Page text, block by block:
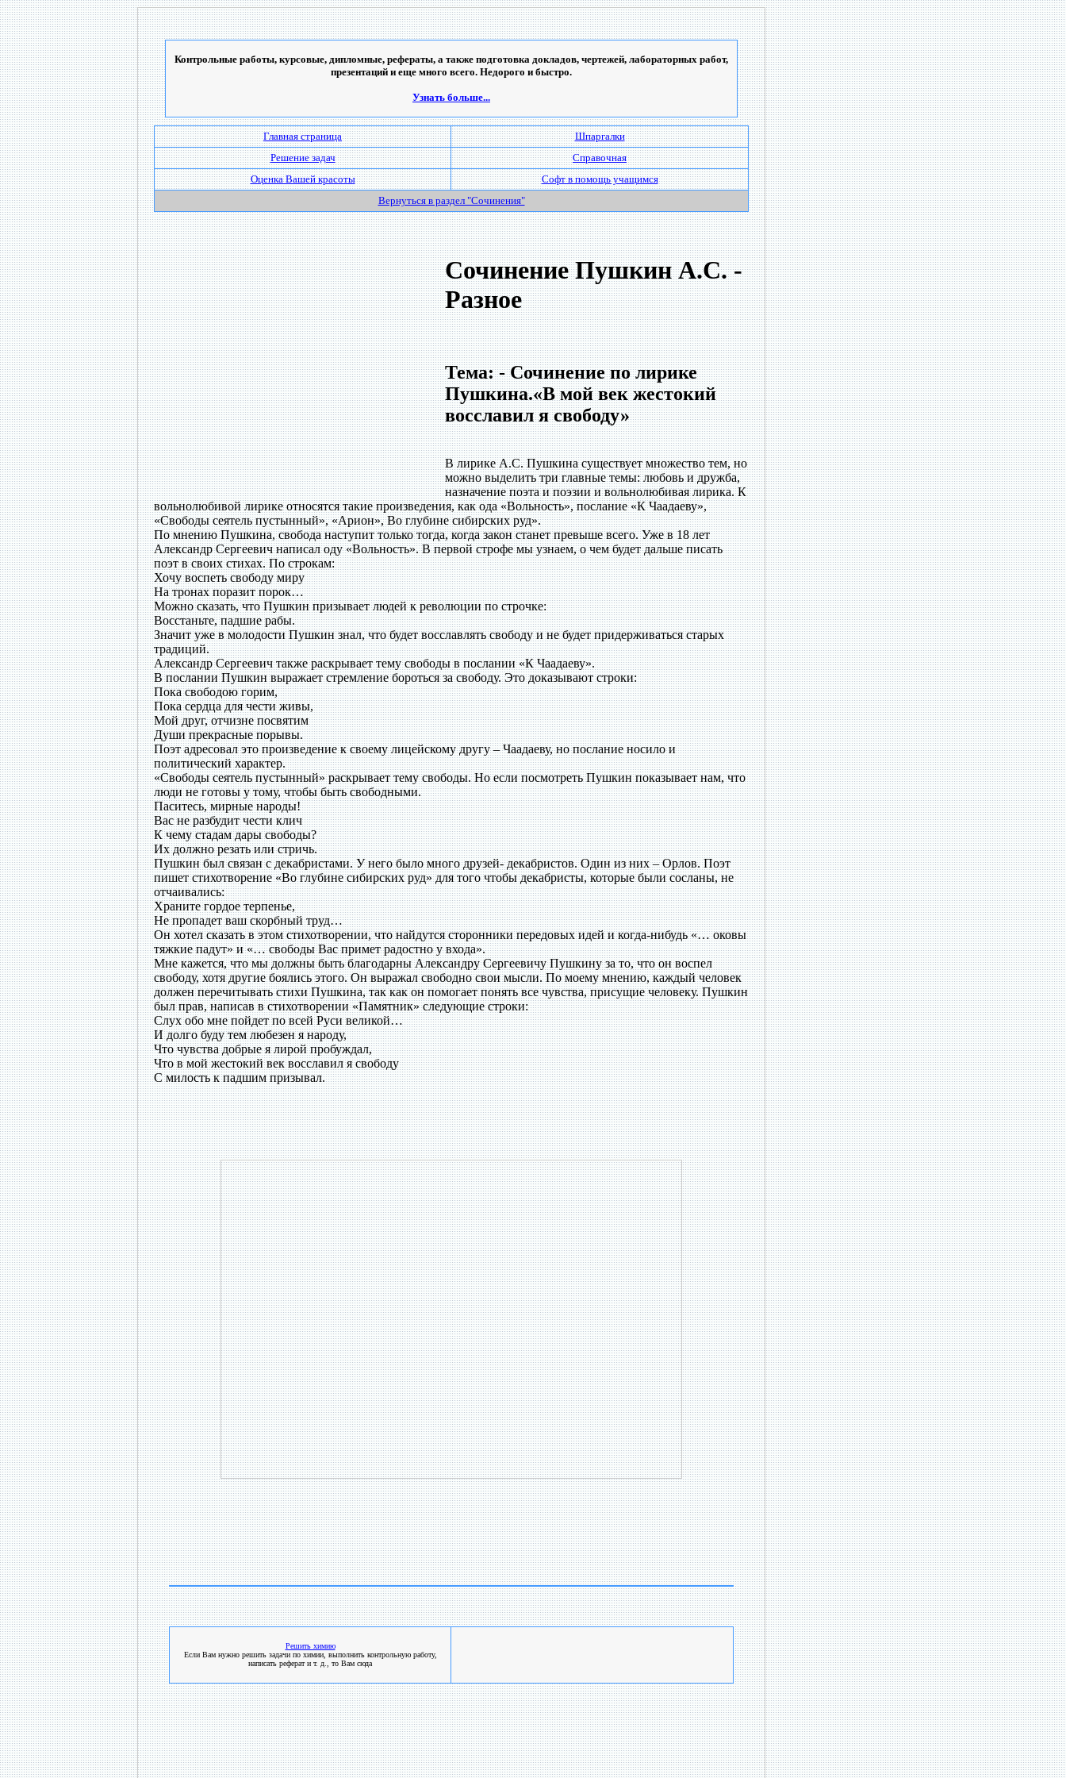
Контрольные работы, курсовые, дипломные, рефераты, а также подготовка докладов, чертежей, лабораторных работ,
презентаций и еще много всего. Недорого и быстро.
Узнать больше...
Главная страница
Шпаргалки
Решение задач
Справочная
Оценка Вашей красоты
Софт в помощь учащимся
Вернуться в раздел "Сочинения"
Сочинение Пушкин А.С. -
Разное
Тема: - Сочинение по лирике
Пушкина.«В мой век жестокий
восславил я свободу»
В лирике А.С. Пушкина существует множество тем, но
можно выделить три главные темы: любовь и дружба,
назначение поэта и поэзии и вольнолюбивая лирика. К
вольнолюбивой лирике относятся такие произведения, как ода «Вольность», послание «К Чаадаеву»,
«Свободы сеятель пустынный», «Арион», Во глубине сибирских руд».
По мнению Пушкина, свобода наступит только тогда, когда закон станет превыше всего. Уже в 18 лет
Александр Сергеевич написал оду «Вольность». В первой строфе мы узнаем, о чем будет дальше писать
поэт в своих стихах. По строкам:
Хочу воспеть свободу миру
На тронах поразит порок…
Можно сказать, что Пушкин призывает людей к революции по строчке:
Восстаньте, падшие рабы.
Значит уже в молодости Пушкин знал, что будет восславлять свободу и не будет придерживаться старых
традиций.
Александр Сергеевич также раскрывает тему свободы в послании «К Чаадаеву».
В послании Пушкин выражает стремление бороться за свободу. Это доказывают строки:
Пока свободою горим,
Пока сердца для чести живы,
Мой друг, отчизне посвятим
Души прекрасные порывы.
Поэт адресовал это произведение к своему лицейскому другу – Чаадаеву, но послание носило и
политический характер.
«Свободы сеятель пустынный» раскрывает тему свободы. Но если посмотреть Пушкин показывает нам, что
люди не готовы у тому, чтобы быть свободными.
Паситесь, мирные народы!
Вас не разбудит чести клич
К чему стадам дары свободы?
Их должно резать или стричь.
Пушкин был связан с декабристами. У него было много друзей- декабристов. Один из них – Орлов. Поэт
пишет стихотворение «Во глубине сибирских руд» для того чтобы декабристы, которые были сосланы, не
отчаивались:
Храните гордое терпенье,
Не пропадет ваш скорбный труд…
Он хотел сказать в этом стихотворении, что найдутся сторонники передовых идей и когда-нибудь «… оковы
тяжкие падут» и «… свободы Вас примет радостно у входа».
Мне кажется, что мы должны быть благодарны Александру Сергеевичу Пушкину за то, что он воспел
свободу, хотя другие боялись этого. Он выражал свободно свои мысли. По моему мнению, каждый человек
должен перечитывать стихи Пушкина, так как он помогает понять все чувства, присущие человеку. Пушкин
был прав, написав в стихотворении «Памятник» следующие строки:
Слух обо мне пойдет по всей Руси великой…
И долго буду тем любезен я народу,
Что чувства добрые я лирой пробуждал,
Что в мой жестокий век восславил я свободу
С милость к падшим призывал.
Решить химию
Если Вам нужно решить задачи по химии, выполнить контрольную работу,
написать реферат и т. д., то Вам сюда